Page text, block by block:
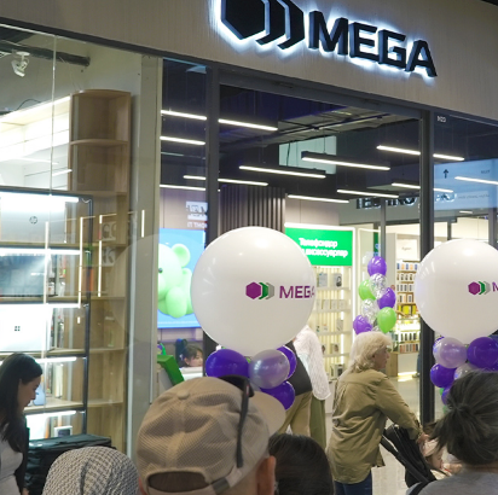
M2M
Көңүл ачуучу
Номерди тандоо
Жаңылыктар
Офис картасы жана каптоо MegaPay